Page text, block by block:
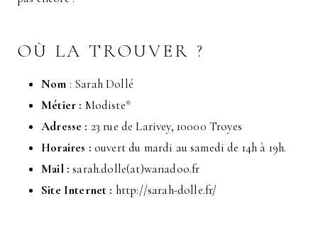
OÙ LA TROUVER ?
Nom : Sarah Dollé
Métier : Modiste*
Adresse : 23 rue de Larivey, 10000 Troyes
Horaires : ouvert du mardi au samedi de 14h à 19h.
Mail : sarah.dolle(at)wanadoo.fr
Site Internet : http://sarah-dolle.fr/